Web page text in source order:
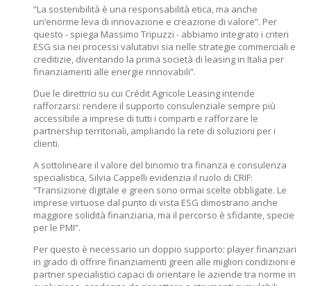
“La sostenibilità è una responsabilità etica, ma anche
un’enorme leva di innovazione e creazione di valore”. Per
questo - spiega Massimo Tripuzzi - abbiamo integrato i criteri
ESG sia nei processi valutativi sia nelle strategie commerciali e
creditizie, diventando la prima società di leasing in Italia per
finanziamenti alle energie rinnovabili”.
Due le direttrici su cui Crédit Agricole Leasing intende
rafforzarsi: rendere il supporto consulenziale sempre più
accessibile a imprese di tutti i comparti e rafforzare le
partnership territoriali, ampliando la rete di soluzioni per i
clienti.
A sottolineare il valore del binomio tra finanza e consulenza
specialistica, Silvia Cappelli evidenzia il ruolo di CRIF:
“Transizione digitale e green sono ormai scelte obbligate. Le
imprese virtuose dal punto di vista ESG dimostrano anche
maggiore solidità finanziaria, ma il percorso è sfidante, specie
per le PMI”.
Per questo è necessario un doppio supporto: player finanziari
in grado di offrire finanziamenti green alle migliori condizioni e
partner specialistici capaci di orientare le aziende tra norme in